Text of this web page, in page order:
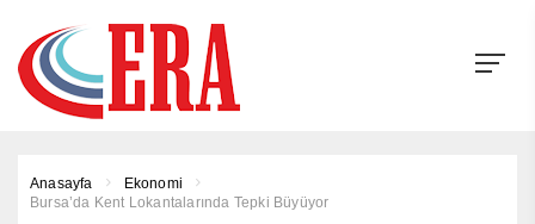
Anasayfa
Ekonomi
Bursa’da Kent Lokantalarında Tepki Büyüyor